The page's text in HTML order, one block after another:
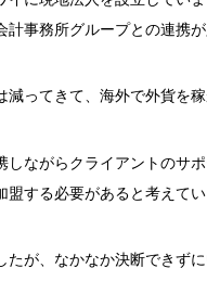
事務所グループとの連携
ってきて、海外で外貨を
ながらクライアントのサ
する必要があると考えてい
が、なかなか決断できず